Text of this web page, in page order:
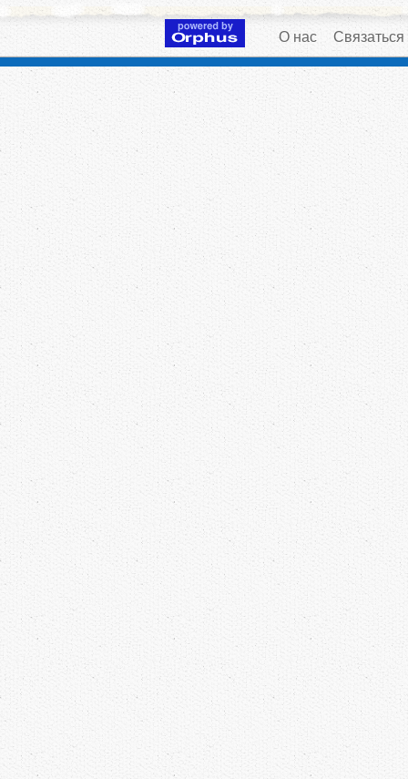
О нас